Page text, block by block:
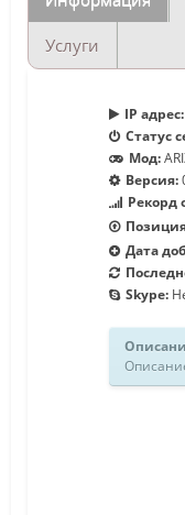
Услуги
IP адрес:
Статус
Мод:
Версия:
Рекорд
Дата
Skype: